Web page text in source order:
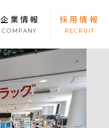
企業情報
COMPANY
採用情報
RECRUIT